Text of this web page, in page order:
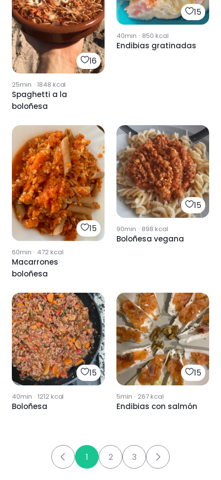
16
25min · 1848 kcal
Spaghetti a la
boloñesa
15
40min · 850 kcal
Endibias gratinadas
15
60min · 472kcal
Macarrones
boloñesa
15
90min · 898 kcal
Boloñesa vegana
15
40min · 1212kcal
Boloñesa
15
5min · 267kcal
Endibias con salmón
1 2 3